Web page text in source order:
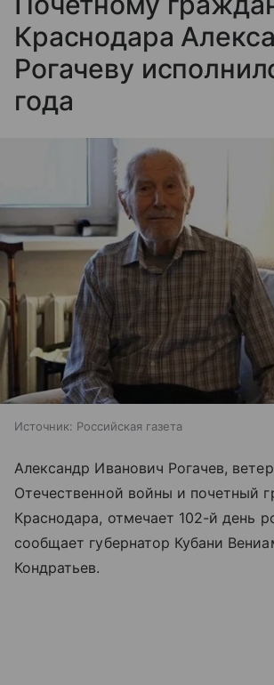
Краснодара
Рогачеву
года
Источник: Российская газета
Александр Иванович Рогачев,
Отечественной войны и почетный
Краснодара, отмечает 102-й день
сообщает губернатор Кубани
Кондратьев.